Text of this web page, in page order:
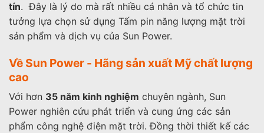
tín. Đây là lý do mà rất nhiều cá nhân và tổ chức tin
tưởng lựa chọn sử dụng Tấm pin năng lượng mặt trời
sản phẩm và dịch vụ của Sun Power.
Về Sun Power - Hãng sản xuất Mỹ chất lượng
cao
Với hơn 35 năm kinh nghiệm chuyên ngành, Sun
Power nghiên cứu phát triển và cung ứng các sản
phẩm công nghệ điện mặt trời. Đồng thời thiết kế các